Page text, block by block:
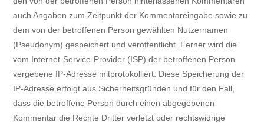
auch Angaben zum Zeitpunkt der Kommentareingabe sowie zu
dem von der betroffenen Person gewählten Nutzernamen
(Pseudonym) gespeichert und veröffentlicht. Ferner wird die
vom Internet-Service-Provider (ISP) der betroffenen Person
vergebene IP-Adresse mitprotokolliert. Diese Speicherung der
IP-Adresse erfolgt aus Sicherheitsgründen und für den Fall,
dass die betroffene Person durch einen abgegebenen
Kommentar die Rechte Dritter verletzt oder rechtswidrige